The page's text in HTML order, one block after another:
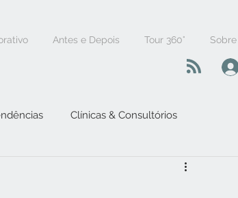
Antes e Depois Tour 360° Sobre
Clínicas & Consultórios